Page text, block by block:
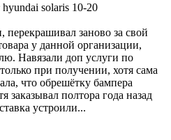
solaris 10-20
заново за свой
у данной организации,
Навязали доп услуги по
при получении, хотя сама
что обрешётку бампера
заказывал полтора года назад
устроили...